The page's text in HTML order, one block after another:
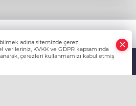
Gaziantepli Çiftçilerimiz İçin
Liralık Acil Destek Ödeneği
Edildi
adına sitemizde çerez
verileriniz, KVKK ve GDPR kapsamında
çerezleri kullanmamızı kabul etmiş